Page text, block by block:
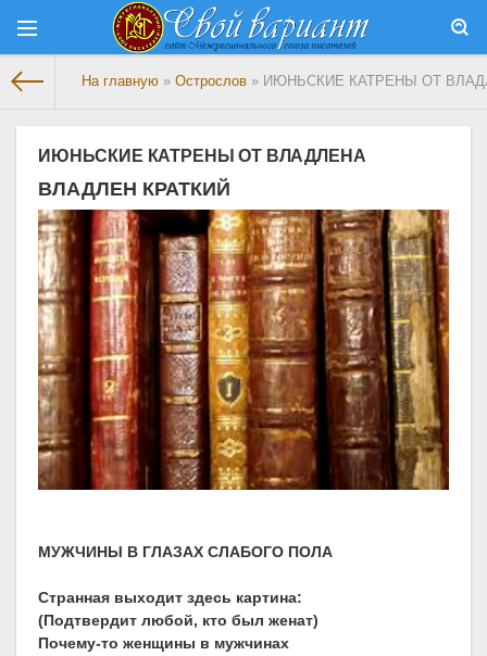
На главную » Острослов » ИЮНЬСКИЕ КАТРЕНЫ ОТ
ИЮНЬСКИЕ КАТРЕНЫ ОТ ВЛАДЛЕНА
ВЛАДЛЕН КРАТКИЙ
МУЖЧИНЫ В ГЛАЗАХ СЛАБОГО ПОЛА
Странная выходит здесь картина:
(Подтвердит любой, кто был женат)
Почему-то женщины в мужчинах